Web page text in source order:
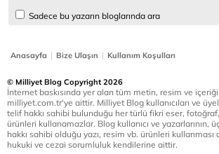
Sadece bu yazarın bloglarında ara
Anasayfa | Bize Ulaşın | Kullanım Koşulları
© Milliyet Blog Copyright 2026
İnternet baskısında yer alan tüm metin, resim ve
milliyet.com.tr'ye aittir. Milliyet Blog kullanıcıları ve
telif hakkı sahibi bulunduğu her türlü fikri eser,
ürünleri kullanamazlar. Blog kullanıcı ve yazarlarının,
hakkı sahibi olduğu yazı, resim vb. ürünleri
hukuki ve cezai sorumluluk kendilerine aittir.